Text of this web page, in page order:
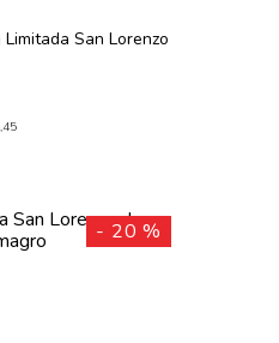
San Lorenzo
,45
- 20 %